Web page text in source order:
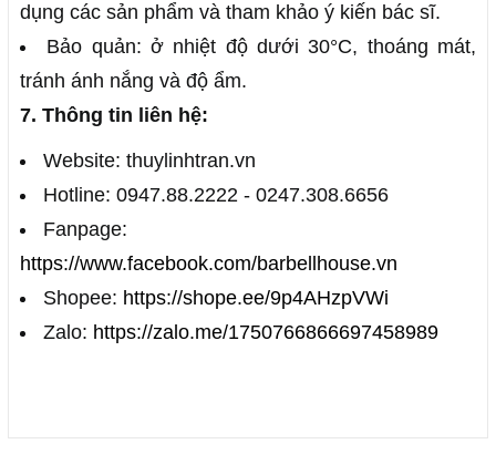
dụng các sản phẩm và tham khảo ý kiến ​​bác sĩ.
Bảo quản: ở nhiệt độ dưới 30°C, thoáng mát,
tránh ánh nắng và độ ẩm.
7. Thông tin liên hệ:
Website: thuylinhtran.vn
Hotline: 0947.88.2222 - 0247.308.6656
Fanpage:
https://www.facebook.com/barbellhouse.vn
Shopee: https://shope.ee/9p4AHzpVWi
Zalo: https://zalo.me/1750766866697458989